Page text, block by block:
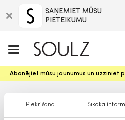
Piekrišana Sīkāka
SAŅEMIET MŪSU
PIETEIKUMU
Abonējiet mūsu jaunumus un uzziniet